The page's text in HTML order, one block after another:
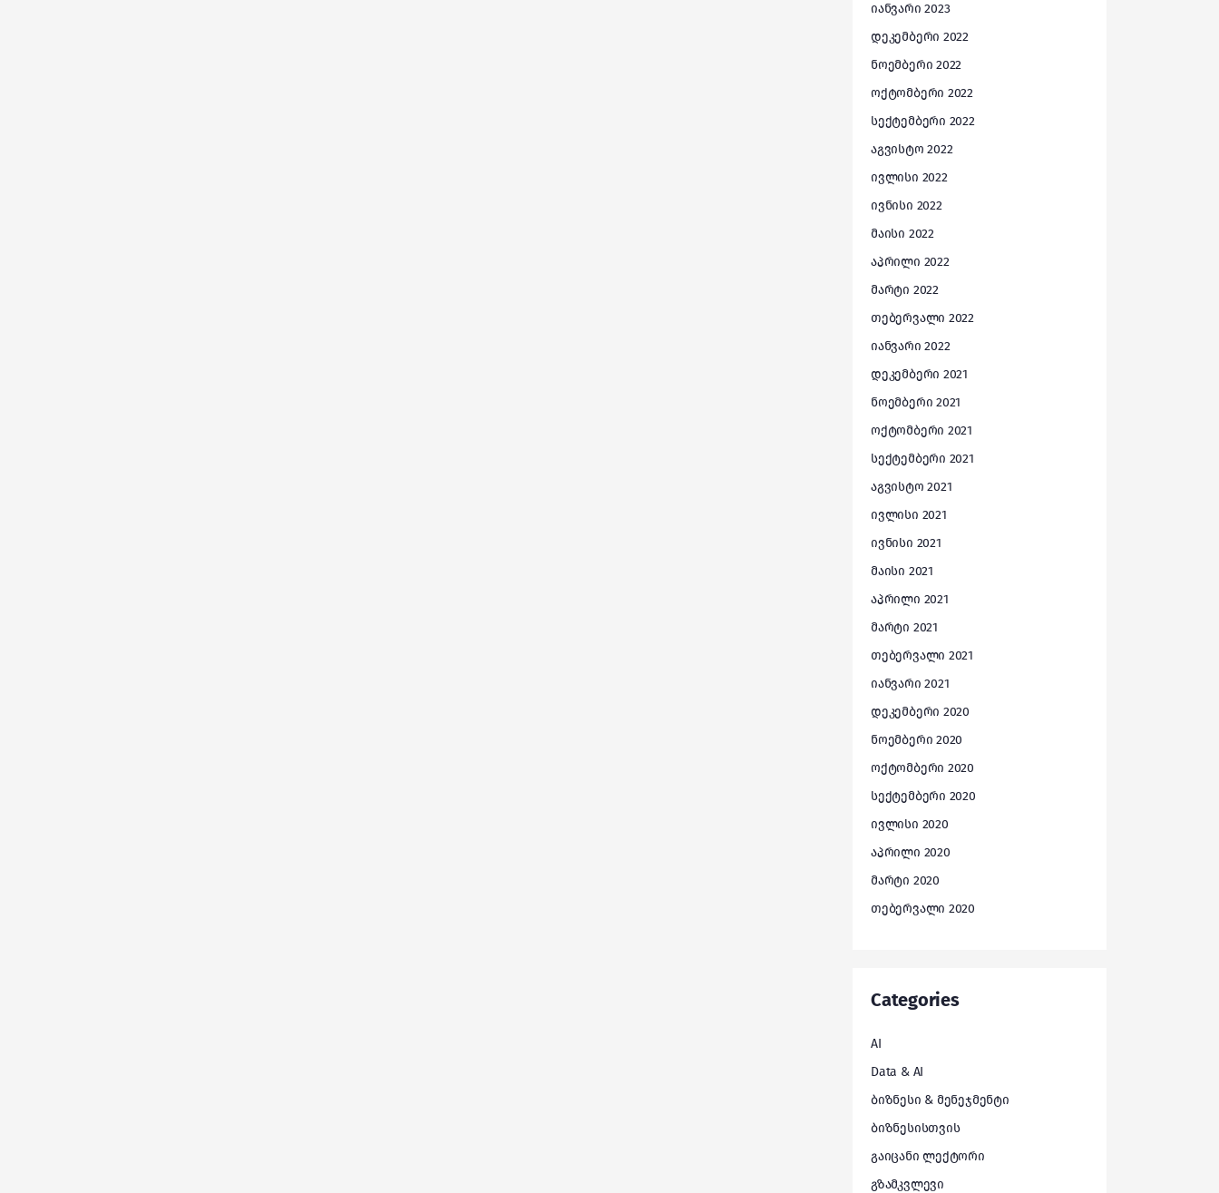
იანვარი 2023
დეკემბერი 2022
ნოემბერი 2022
ოქტომბერი 2022
სექტემბერი 2022
აგვისტო 2022
ივლისი 2022
ივნისი 2022
მაისი 2022
აპრილი 2022
მარტი 2022
თებერვალი 2022
იანვარი 2022
დეკემბერი 2021
ნოემბერი 2021
ოქტომბერი 2021
სექტემბერი 2021
აგვისტო 2021
ივლისი 2021
ივნისი 2021
მაისი 2021
აპრილი 2021
მარტი 2021
თებერვალი 2021
იანვარი 2021
დეკემბერი 2020
ნოემბერი 2020
ოქტომბერი 2020
სექტემბერი 2020
ივლისი 2020
აპრილი 2020
მარტი 2020
თებერვალი 2020
Categories
AI
Data & AI
ბიზნესი & მენეჯმენტი
ბიზნესისთვის
გაიცანი ლექტორი
გზამკვლევი